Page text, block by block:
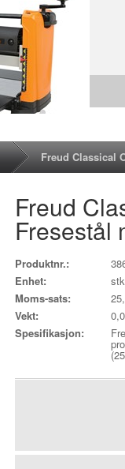
Freud Classical
Freud
Fresestål
Produktnr.:
Enhet:
stk
Moms-sats:
Vekt:
Spesifikasjon: